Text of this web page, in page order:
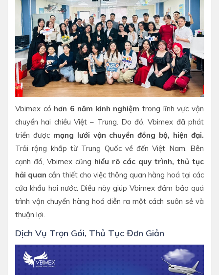
Vbimex có hơn 6 năm kinh nghiệm trong lĩnh vực vận
chuyển hai chiều Việt – Trung. Do đó, Vbimex đã phát
triển được mạng lưới vận chuyển đồng bộ, hiện đại.
Trải rộng khắp từ Trung Quốc về đến Việt Nam. Bên
cạnh đó, Vbimex cũng hiểu rõ các quy trình, thủ tục
hải quan cần thiết cho việc thông quan hàng hoá tại các
cửa khẩu hai nước. Điều này giúp Vbimex đảm bảo quá
trình vận chuyển hàng hoá diễn ra một cách suôn sẻ và
thuận lợi.
Dịch Vụ Trọn Gói, Thủ Tục Đơn Giản